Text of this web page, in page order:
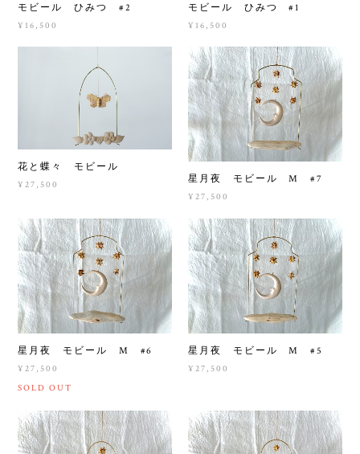
モビール ひみつ #2
¥16,500
モビール ひみつ #1
¥16,500
花と蝶々 モビール
¥27,500 星月夜 モビール M #7
¥27,500
星月夜 モビール M #6
¥27,500
SOLD OUT
星月夜 モビール M #5
¥27,500